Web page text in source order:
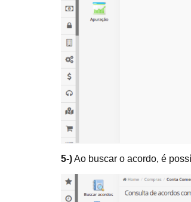
5-)Ao buscar o acordo, é